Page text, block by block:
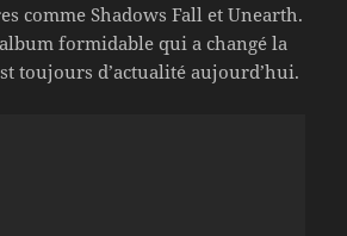
comme Shadows Fall et Unearth.
formidable qui a changé la
toujours d’actualité aujourd’hui.